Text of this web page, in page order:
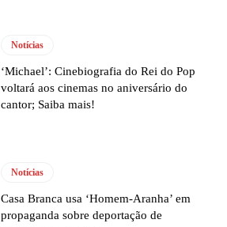
Notícias
‘Michael’: Cinebiografia do Rei do Pop
voltará aos cinemas no aniversário do
cantor; Saiba mais!
Notícias
Casa Branca usa ‘Homem-Aranha’ em
propaganda sobre deportação de